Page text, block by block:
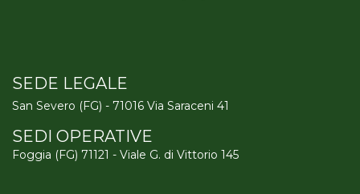
SEDE LEGALE
San Severo (FG) - 71016 Via Saraceni 41
SEDI OPERATIVE
Foggia (FG) 71121 - Viale G. di Vittorio 145